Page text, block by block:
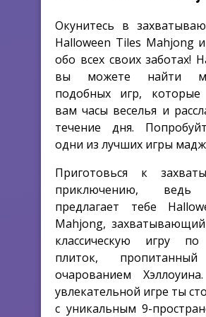
Окунитесь в
Halloween Tiles Mahjong
обо всех своих заботах!
вы можете найти
подобных игр, которые
вам часы веселья и
течение дня.
одни из лучших игры
Приготовься к
приключению, ведь
предлагает тебе
Mahjong,
классическую игру
плиток,
очарованием
увлекательной игре ты
с уникальным 9-